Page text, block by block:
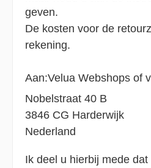
geven.
De kosten voor de
rekening.
Aan:Velua Webshops of
Nobelstraat 40 B
3846 CG Harderwijk
Nederland
Ik deel u hierbij mede dat